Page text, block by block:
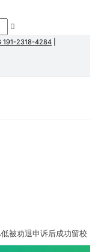
191-2318-4284
低被劝退申诉后成功留校